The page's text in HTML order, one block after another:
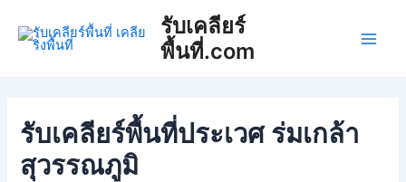
content
รับเคลียร์
พื้นที่.com
รับเคลียร์พื้นที่ประเวศ ร่มเกล้า
สุวรรณภูมิ
navigation